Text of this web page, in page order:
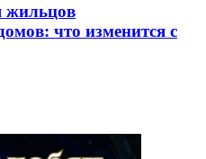
жильцов
что изменится с